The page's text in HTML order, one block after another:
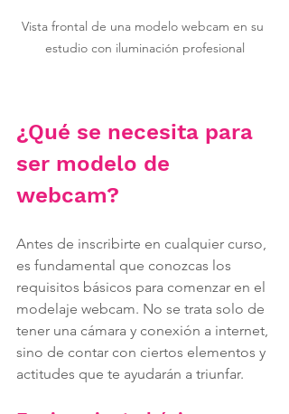
Vista frontal de una modelo webcam en su
estudio con iluminación profesional
¿Qué se necesita para
ser modelo de
webcam?
Antes de inscribirte en cualquier curso,
es fundamental que conozcas los
requisitos básicos para comenzar en el
modelaje webcam. No se trata solo de
tener una cámara y conexión a internet,
sino de contar con ciertos elementos y
actitudes que te ayudarán a triunfar.